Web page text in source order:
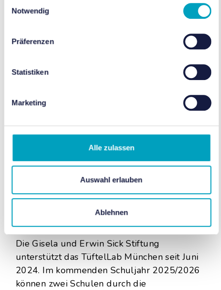
Notwendig
Präferenzen
Statistiken
Marketing
Alle zulassen
Auswahl erlauben
Ablehnen
vorrangig an Schulen mit hoher
Schwerpunkt auf Berufsorientierung legen
Gisela und Erwin Sick Stiftung
Die Gisela und Erwin Sick Stiftung
unterstützt das TüftelLab München seit Juni
2024. Im kommenden Schuljahr 2025/2026
können zwei Schulen durch die